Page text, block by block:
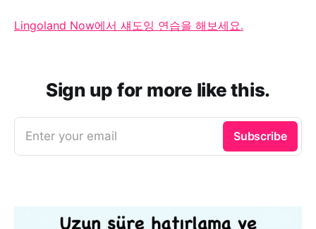
Lingoland Now에서 섀도잉 연습을 해보세요.
Sign up for more like this.
Enter your email Subscribe